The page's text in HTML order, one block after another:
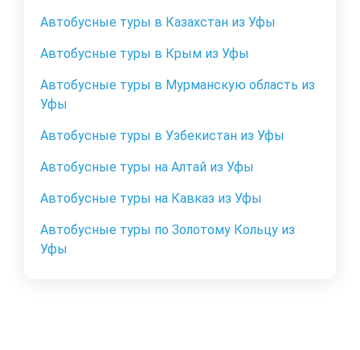
Автобусные туры в Казахстан из Уфы
Автобусные туры в Крым из Уфы
Автобусные туры в Мурманскую область из
Уфы
Автобусные туры в Узбекистан из Уфы
Автобусные туры на Алтай из Уфы
Автобусные туры на Кавказ из Уфы
Автобусные туры по Золотому Кольцу из
Уфы